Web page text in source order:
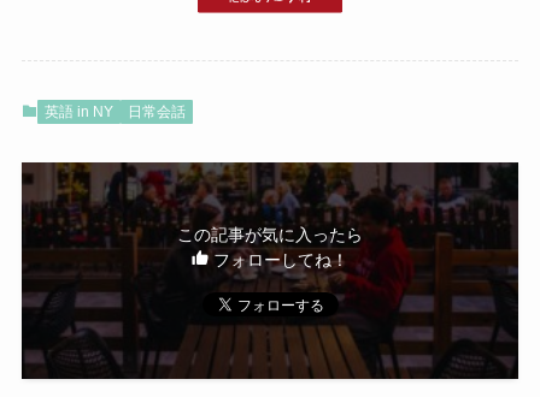
英語 in NY 日常会話
この記事が気に入ったら
フォローしてね！